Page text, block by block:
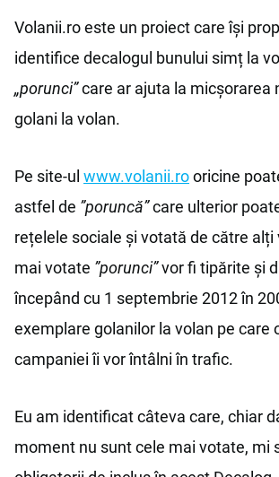
Volanii.ro este un proiect care își
identifice decalogul bunului simț la
„porunci”care ar ajuta la micșorarea
golani la volan.
Pe site-ul www.volanii.rooricine
astfel de ”poruncă”care ulterior
rețelele sociale și votată de către alți
mai votate ”porunci”vor fi tipărite şi
începând cu 1 septembrie 2012 în
exemplare golanilor la volan pe care
campaniei îi vor întâlni în trafic.
Eu am identificat câteva care, chiar
moment nu sunt cele mai votate, mi